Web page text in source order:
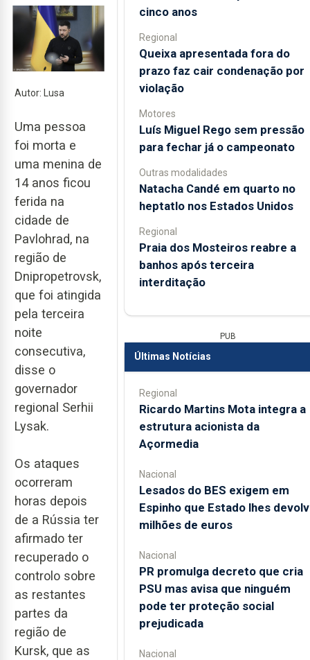
Autor: Lusa
Uma pessoa
foi morta e
uma menina de
14 anos ficou
ferida na
cidade de
Pavlohrad, na
região de
Dnipropetrovsk,
que foi atingida
pela terceira
noite
consecutiva,
disse o
governador
regional Serhii
Lysak.
Os ataques
ocorreram
horas depois
de a Rússia ter
afirmado ter
recuperado o
controlo sobre
as restantes
partes da
região de
Kursk, que as
cinco anos
Regional
Queixa apresentada fora do
prazo faz cair condenação por
violação
Motores
Luís Miguel Rego sem pressão
para fechar já o campeonato
Outras modalidades
Natacha Candé em quarto no
heptatlo nos Estados Unidos
Regional
Praia dos Mosteiros reabre a
banhos após terceira
interditação
PUB
Últimas Notícias
Regional
Ricardo Martins Mota integra a
estrutura acionista da
Açormedia
Nacional
Lesados do BES exigem em
Espinho que Estado lhes
milhões de euros
Nacional
PR promulga decreto que cria
PSU mas avisa que ninguém
pode ter proteção social
prejudicada
Nacional